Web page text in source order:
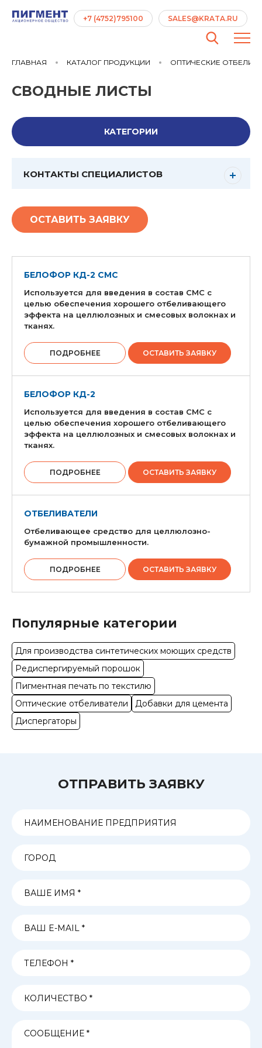
+7 (4752)795100 SALES@KRATA.RU
ГЛАВНАЯ КАТАЛОГ ПРОДУКЦИИ ОПТИЧЕСКИЕ
СВОДНЫЕ ЛИСТЫ
КАТЕГОРИИ
КОНТАКТЫ СПЕЦИАЛИСТОВ
ОСТАВИТЬ ЗАЯВКУ
БЕЛОФОР КД-2 СМС
Используется для введения в состав СМС с
целью обеспечения хорошего отбеливающего
эффекта на целлюлозных и смесовых волокнах и
тканях.
ПОДРОБНЕЕ ОСТАВИТЬ ЗАЯВКУ
БЕЛОФОР КД-2
Используется для введения в состав СМС с
целью обеспечения хорошего отбеливающего
эффекта на целлюлозных и смесовых волокнах и
тканях.
ПОДРОБНЕЕ ОСТАВИТЬ ЗАЯВКУ
ОТБЕЛИВАТЕЛИ
Отбеливающее средство для целлюлозно-
бумажной промышленности.
ПОДРОБНЕЕ ОСТАВИТЬ ЗАЯВКУ
Популярные категории
Для производства синтетических моющих средств
Редиспергируемый порошок
Пигментная печать по текстилю
Оптические отбеливатели
Добавки для цемента
Диспергаторы
ОТПРАВИТЬ ЗАЯВКУ